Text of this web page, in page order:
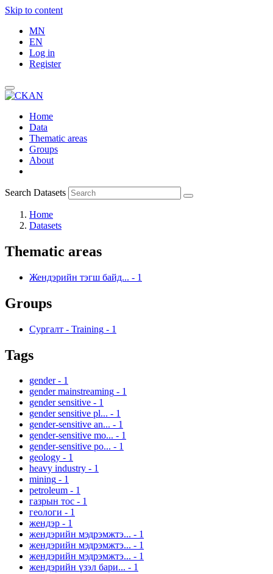
Skip to content
MN
EN
Log in
Register
Home
Data
Thematic areas
Groups
About
Search Datasets
Home
Datasets
Thematic areas
Жендэрийн тэгш байд... - 1
Groups
Сургалт - Training - 1
Tags
gender - 1
gender mainstreaming - 1
gender sensitive - 1
gender sensitive pl... - 1
gender-sensitive an... - 1
gender-sensitive mo... - 1
gender-sensitive po... - 1
geology - 1
heavy industry - 1
mining - 1
petroleum - 1
газрын тос - 1
геологи - 1
жендэр - 1
жендэрийн мэдрэмжтэ... - 1
жендэрийн мэдрэмжтэ... - 1
жендэрийн мэдрэмжтэ... - 1
жендэрийн үзэл бари... - 1